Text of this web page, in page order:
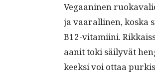
Veg­aa­ni­nen
ja vaar­alli­nen, kos­ka
B12-vita­mi­i­ni.
aan­it toki säi­lyvät
keek­si voi ottaa